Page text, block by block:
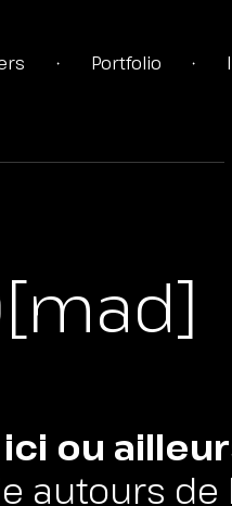
• Portfolio •
ou
autours de